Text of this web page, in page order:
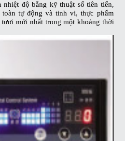
độ bằng kỹ thuật số tiên tiến,
tự động và tinh vi, thực phẩm
mới nhất trong một khoảng thời